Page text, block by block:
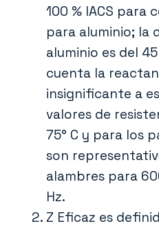
100 % IACS para
para aluminio; la
aluminio es del
cuenta la
insignificante a
valores de
75° C y para los
son
alambres para
Hz.
Z Eficaz es